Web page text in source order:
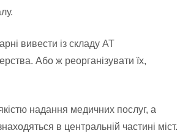
вивести із складу АТ
Або ж реорганізувати їх,
надання медичних послуг, а
в центральній частині міст.